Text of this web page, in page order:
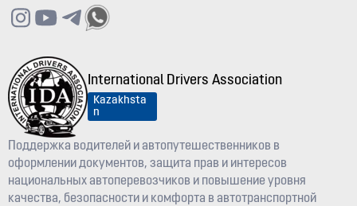
International Drivers Association
Kazakhsta
n
Поддержка водителей и автопутешественников в
оформлении документов, защита прав и интересов
национальных автоперевозчиков и повышение уровня
качества, безопасности и комфорта в автотранспортной